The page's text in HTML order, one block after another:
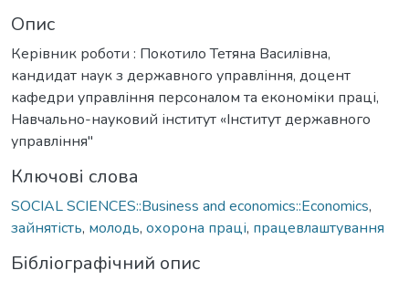
Опис
Керівник роботи : Покотило Тетяна Василівна,
кандидат наук з державного управління, доцент
кафедри управління персоналом та економіки праці,
Навчально-науковий інститут «Інститут державного
управління"
Ключові слова
SOCIAL SCIENCES::Business and economics::Economics,
зайнятість, молодь, охорона праці, працевлаштування
Бібліографічний опис